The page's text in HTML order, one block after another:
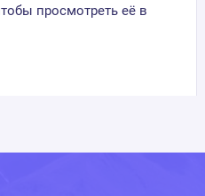
просмотреть её в